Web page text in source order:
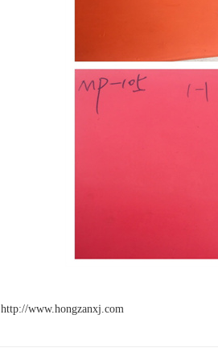
http://www.hongzanxj.com